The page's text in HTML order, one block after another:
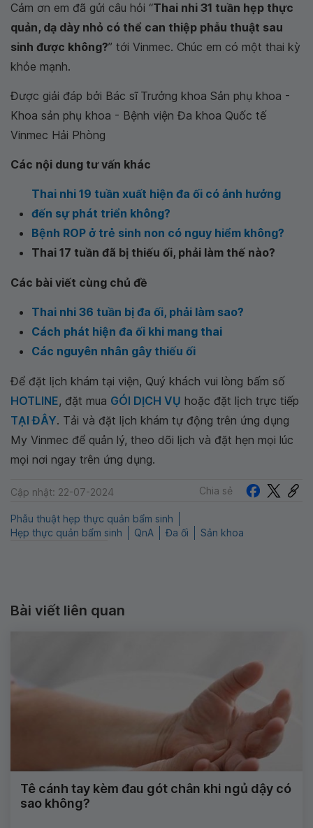
Cảm ơn em đã gửi câu hỏi “Thai nhi 31 tuần hẹp thực
quản, dạ dày nhỏ có thể can thiệp phẫu thuật sau
sinh được không?” tới Vinmec. Chúc em có một thai kỳ
khỏe mạnh.
Được giải đáp bởi Bác sĩ Trưởng khoa Sản phụ khoa -
Khoa sản phụ khoa - Bệnh viện Đa khoa Quốc tế
Vinmec Hải Phòng
Các nội dung tư vấn khác
Thai nhi 19 tuần xuất hiện đa ối có ảnh hưởng
đến sự phát triển không?
Bệnh ROP ở trẻ sinh non có nguy hiểm không?
Thai 17 tuần đã bị thiếu ối, phải làm thế nào?
Các bài viết cùng chủ đề
Thai nhi 36 tuần bị đa ối, phải làm sao?
Cách phát hiện đa ối khi mang thai
Các nguyên nhân gây thiếu ối
Để đặt lịch khám tại viện, Quý khách vui lòng bấm số
HOTLINE, đặt mua GÓI DỊCH VỤ hoặc đặt lịch trực tiếp
TẠI ĐÂY. Tải và đặt lịch khám tự động trên ứng dụng
My Vinmec để quản lý, theo dõi lịch và đặt hẹn mọi lúc
mọi nơi ngay trên ứng dụng.
Cập nhật: 22-07-2024 Chia sẻ
Phẫu thuật hẹp thực quản bẩm sinh
Hẹp thực quản bẩm sinh
QnA Đa ối Sản khoa
Bài viết liên quan
Tê cánh tay kèm đau gót chân khi ngủ dậy có
sao không?